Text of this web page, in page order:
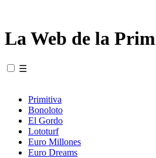
La Web de la
☰
Primitiva
Bonoloto
El Gordo
Lototurf
Euro Millones
Euro Dreams